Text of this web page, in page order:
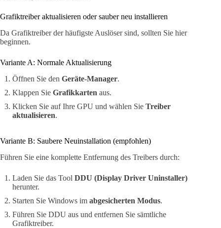
Grafiktreiber aktualisieren oder sauber neu installieren
Da Grafiktreiber der häufigste Auslöser sind, sollten Sie hier
beginnen.
Variante A: Normale Aktualisierung
Öffnen Sie den Geräte-Manager.
Klappen Sie Grafikkarten aus.
Klicken Sie auf Ihre GPU und wählen Sie Treiber
aktualisieren.
Variante B: Saubere Neuinstallation (empfohlen)
Führen Sie eine komplette Entfernung des Treibers durch:
Laden Sie das Tool DDU (Display Driver Uninstaller)
herunter.
Starten Sie Windows im abgesicherten Modus.
Führen Sie DDU aus und entfernen Sie sämtliche
Grafiktreiber.